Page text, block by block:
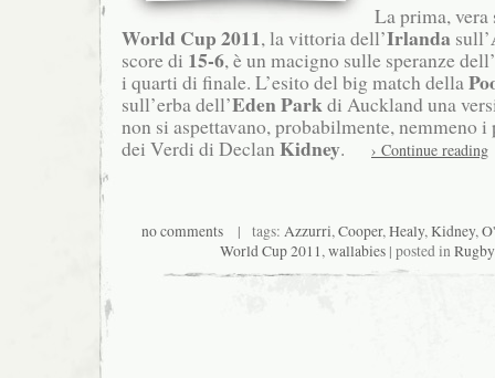
La prima,
World Cup 2011, la vittoria dell’Irlanda sull’
score di 15-6, è un macigno sulle speranze dell’
i quarti di finale. L’esito del big match della
sull’erba dell’Eden Parkdi Auckland una
non si aspettavano, probabilmente, nemmeno
dei Verdi di Declan Kidney. › Continue reading
no comments| tags: Azzurri,Cooper,Healy,Kidney,
World Cup 2011,wallabies| posted in